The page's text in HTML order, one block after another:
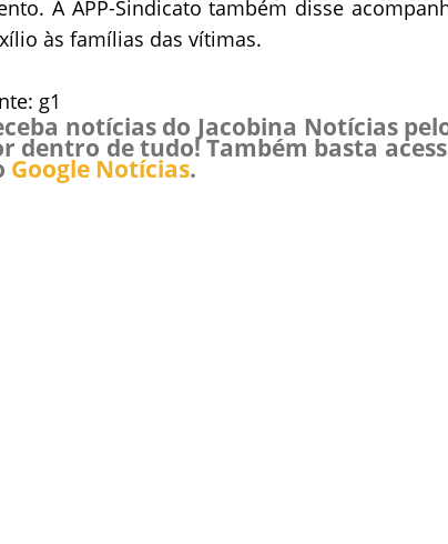
A APP-Sindicato também disse
às famílias das vítimas.
g1
notícias do Jacobina Notícias
dentro de tudo! Também basta
Google Notícias.